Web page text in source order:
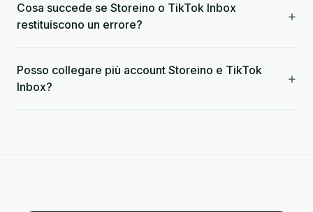
Cosa succede se Storeino o TikTok Inbox
restituiscono un errore?
+
Posso collegare più account Storeino e TikTok
Inbox?
+